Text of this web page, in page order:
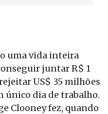
uma vida inteira
juntar R$ 1
US$ 35 milhões
único dia de trabalho.
Clooney fez, quando